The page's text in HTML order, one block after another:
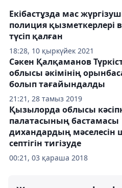
18:28, 10 қыркүйек 2021
Екібастұзда мас
полиция қызметкерлері
түсіп қалған
21:21, 28 тамыз 2019
Сәкен Қалқаманов
облысы әкімінің
болып тағайындалды
00:21, 03 қараша 2018
Қызылорда облысы
палатасының бастамасы
дихандардың мәселесін
септігін тигізуде